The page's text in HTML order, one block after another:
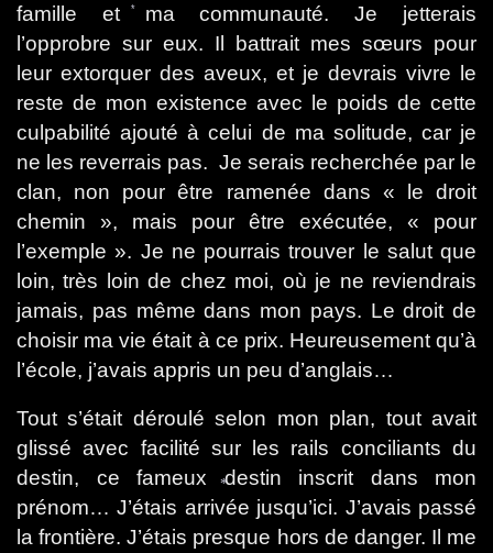
*
*
famille et ma communauté. Je jetterais
l’opprobre sur eux. Il battrait mes sœurs pour
leur extorquer des aveux, et je devrais vivre le
reste de mon existence avec le poids de cette
culpabilité ajouté à celui de ma solitude, car je
ne les reverrais pas. Je serais recherchée par le
clan, non pour être ramenée dans « le droit
chemin », mais pour être exécutée, « pour
l’exemple ». Je ne pourrais trouver le salut que
loin, très loin de chez moi, où je ne reviendrais
jamais, pas même dans mon pays. Le droit de
choisir ma vie était à ce prix. Heureusement qu’à
l’école, j’avais appris un peu d’anglais…
Tout s’était déroulé selon mon plan, tout avait
glissé avec facilité sur les rails conciliants du
destin, ce fameux destin inscrit dans mon
prénom… J’étais arrivée jusqu’ici. J’avais passé
la frontière. J’étais presque hors de danger. Il me